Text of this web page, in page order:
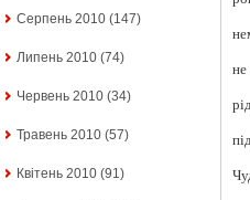
Серпень 2010 (147)
Липень 2010 (74)
Червень 2010 (34)
Травень 2010 (57)
Квітень 2010 (91)
не